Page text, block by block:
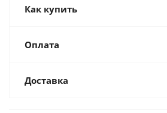
Как купить
Оплата
Доставка